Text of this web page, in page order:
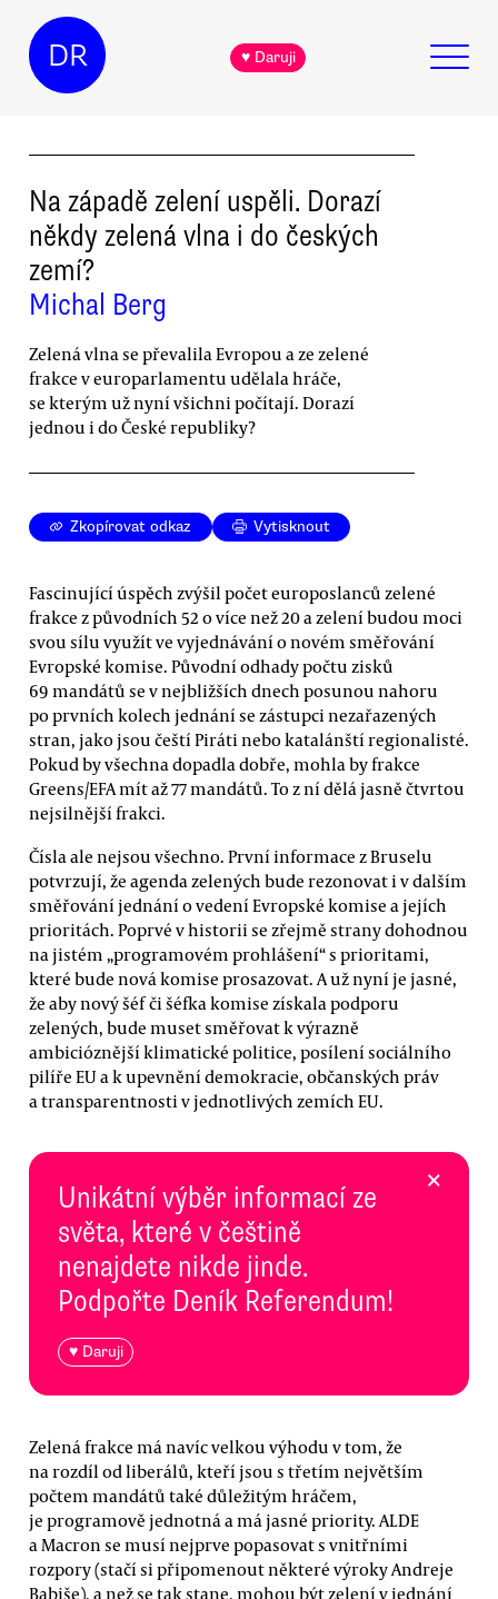
DR ♥ Daruji
Na západě zelení uspěli. Dorazí
někdy zelená vlna i do českých
zemí?
Michal Berg
Zelená vlna se převalila Evropou a ze zelené
frakce v europarlamentu udělala hráče,
se kterým už nyní všichni počítají. Dorazí
jednou i do České republiky?
Zkopírovat odkaz Vytisknout
Fascinující úspěch zvýšil počet europoslanců zelené
frakce z původních 52 o více než 20 a zelení budou moci
svou sílu využít ve vyjednávání o novém směřování
Evropské komise. Původní odhady počtu zisků
69 mandátů se v nejbližších dnech posunou nahoru
po prvních kolech jednání se zástupci nezařazených
stran, jako jsou čeští Piráti nebo katalánští regionalisté.
Pokud by všechna dopadla dobře, mohla by frakce
Greens/EFA mít až 77 mandátů. To z ní dělá jasně čtvrtou
nejsilnější frakci.
Čísla ale nejsou všechno. První informace z Bruselu
potvrzují, že agenda zelených bude rezonovat i v dalším
směřování jednání o vedení Evropské komise a jejích
prioritách. Poprvé v historii se zřejmě strany dohodnou
na jistém „programovém prohlášení“ s prioritami,
které bude nová komise prosazovat. A už nyní je jasné,
že aby nový šéf či šéfka komise získala podporu
zelených, bude muset směřovat k výrazně
ambicióznější klimatické politice, posílení sociálního
pilíře EU a k upevnění demokracie, občanských práv
a transparentnosti v jednotlivých zemích EU.
Unikátní výběr informací ze
světa, které v češtině
nenajdete nikde jinde.
Podpořte Deník Referendum!
♥ Daruji
×
Zelená frakce má navíc velkou výhodu v tom, že
na rozdíl od liberálů, kteří jsou s třetím největším
počtem mandátů také důležitým hráčem,
je programově jednotná a má jasné priority. ALDE
a Macron se musí nejprve popasovat s vnitřními
rozpory (stačí si připomenout některé výroky Andreje
Babiše), a než se tak stane, mohou být zelení v jednání